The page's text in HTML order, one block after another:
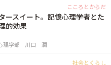
こころとからだ
ースイート。記憶心理学者とた
的効果
理学部 川口 潤
社会とくらし